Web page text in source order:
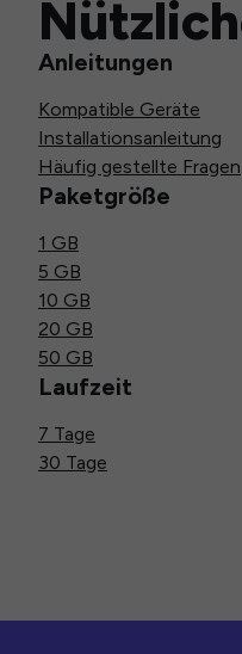
Anleitungen
Kompatible Geräte
Installationsanleitung
Häufig gestellte Fragen
Paketgröße
1 GB
5 GB
10 GB
20 GB
50 GB
Laufzeit
7 Tage
30 Tage